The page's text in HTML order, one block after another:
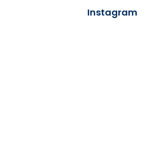
Arquebisbat de Barcelona
Instagram